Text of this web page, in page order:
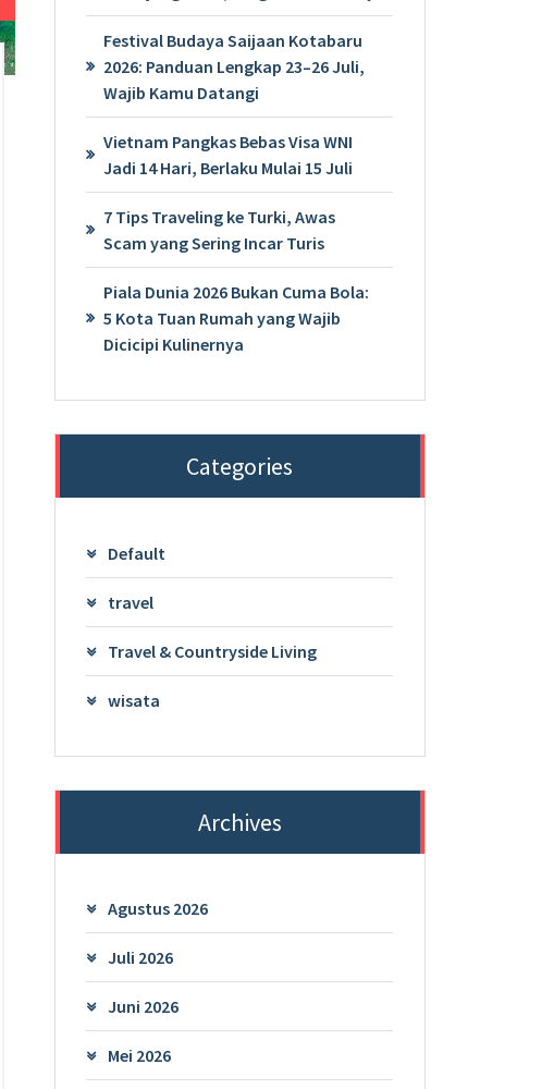
Festival Budaya Saijaan Kotabaru
2026: Panduan Lengkap 23–26 Juli,
Wajib Kamu Datangi
Vietnam Pangkas Bebas Visa WNI
Jadi 14 Hari, Berlaku Mulai 15 Juli
7 Tips Traveling ke Turki, Awas
Scam yang Sering Incar Turis
Piala Dunia 2026 Bukan Cuma Bola:
5 Kota Tuan Rumah yang Wajib
Dicicipi Kulinernya
Categories
Default
travel
Travel & Countryside Living
wisata
Archives
Agustus 2026
Juli 2026
Juni 2026
Mei 2026